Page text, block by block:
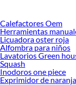
medidas, colores y
proyectos en las mejores
Precios de Espatulas en
Si buscar ahorrar, estás
nuestra política de
más y compra online
Calefactores Oem
Herramientas
Licuadora oster roja
Alfombra para niños
Lavatorios Green
Squash
Inodoros one piece
Exprimidor de